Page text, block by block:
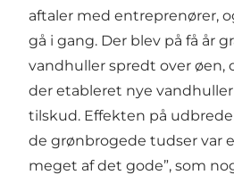
aftaler med entreprenører,
gå i gang. Der blev på få år
vandhuller spredt over øen,
der etableret nye
tilskud. Effekten på
de grønbrogede tudser var
meget af det gode”, som